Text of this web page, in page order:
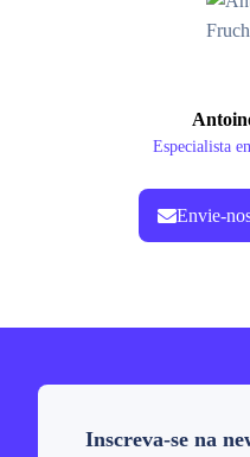
Especialista
Envie-
Inscreva-se na